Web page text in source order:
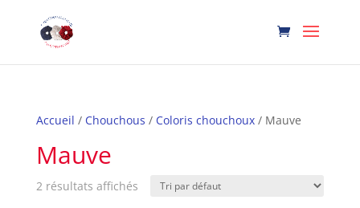
Accueil / Chouchous / Coloris chouchoux/ Mauve
Mauve
2 résultats affichés